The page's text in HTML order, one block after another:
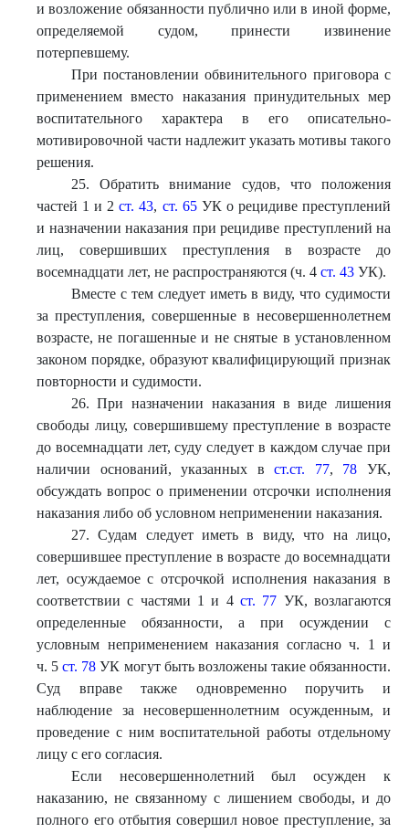
и возложение обязанности публично или в иной форме,
определяемой судом, принести извинение
потерпевшему.
При постановлении обвинительного приговора с
применением вместо наказания принудительных мер
воспитательного характера в его описательно-
мотивировочной части надлежит указать мотивы такого
решения.
25. Обратить внимание судов, что положения
частей 1 и 2ст. 43, ст. 65УК о рецидиве преступлений
и назначении наказания при рецидиве преступлений на
лиц, совершивших преступления в возрасте до
восемнадцати лет, не распространяются (ч. 4 ст. 43 УК).
Вместе с тем следует иметь в виду, что судимости
за преступления, совершенные в несовершеннолетнем
возрасте, не погашенные и не снятые в установленном
законом порядке, образуют квалифицирующий признак
повторности и судимости.
26. При назначении наказания в виде лишения
свободы лицу, совершившему преступление в возрасте
до восемнадцати лет, суду следует в каждом случае при
наличии оснований, указанных вст.ст. 77, 78 УК,
обсуждать вопрос о применении отсрочки исполнения
наказания либо об условном неприменении наказания.
27. Судам следует иметь в виду, что на лицо,
совершившее преступление в возрасте до восемнадцати
лет, осуждаемое с отсрочкой исполнения наказания в
соответствии с частями 1 и 4 ст. 77 УК, возлагаются
определенные обязанности, а при осуждении с
условным неприменением наказания согласно ч. 1 и
ч. 5ст. 78 УК могут быть возложены такие обязанности.
Суд вправе также одновременно поручить и
наблюдение за несовершеннолетним осужденным, и
проведение с ним воспитательной работы отдельному
лицу с его согласия.
Если несовершеннолетний был осужден к
наказанию, не связанному с лишением свободы, и до
полного его отбытия совершил новое преступление, за